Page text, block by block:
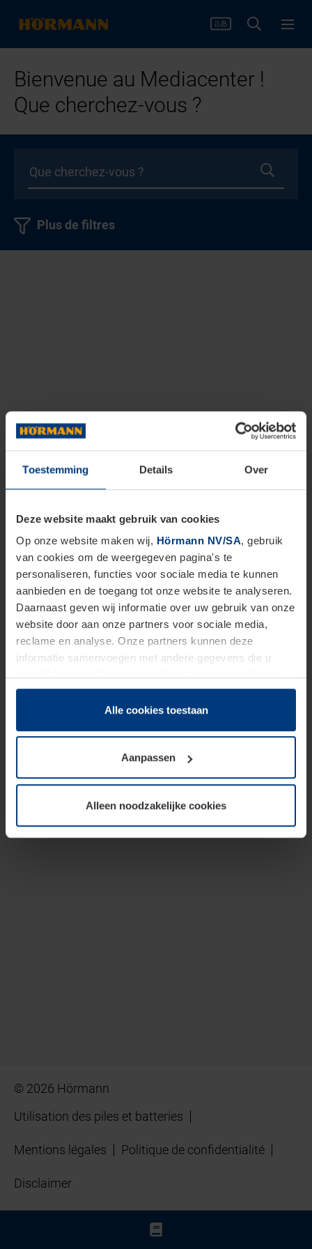
Toestemming Details Over
Deze website maakt gebruik van cookies
Op onze website maken wij, Hörmann NV/SA, gebruik
van cookies om de weergegeven pagina's te
personaliseren, functies voor sociale media te kunnen
aanbieden en de toegang tot onze website te analyseren.
Daarnaast geven wij informatie over uw gebruik van onze
website door aan onze partners voor sociale media,
reclame en analyse. Onze partners kunnen deze
informatie samenvoegen met andere gegevens die u
hun diensten hebben verzameld.
Juridisch hebben wij het recht om cookies op uw
van deze pagina's absoluut vereist is. Voor alle andere
soorten cookies is uw toestemming benodigd. Uw
toestemming kunt u op elk moment bij de uitleg van de
wijzigen of herroepen.
Alle cookies toestaan
Aanpassen
Alleen noodzakelijke cookies
Bienvenue au Mediacenter !
Que cherchez-vous ?
Plus de filtres
© 2026 Hörmann
Utilisation des piles et batteries
Mentions légales Politique de confidentialité
Disclaimer